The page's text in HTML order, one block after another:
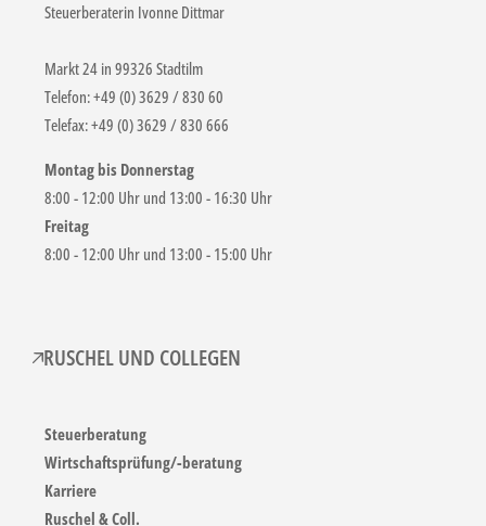
Steuerberaterin Ivonne Dittmar
Markt 24 in 99326 Stadtilm
Telefon: +49 (0) 3629 / 830 60
Telefax: +49 (0) 3629 / 830 666
Montag bis Donnerstag
8:00 - 12:00 Uhr und 13:00 - 16:30 Uhr
Freitag
8:00 - 12:00 Uhr und 13:00 - 15:00 Uhr
RUSCHEL UND COLLEGEN
Steuerberatung
Wirtschaftsprüfung/-beratung
Karriere
Ruschel & Coll.